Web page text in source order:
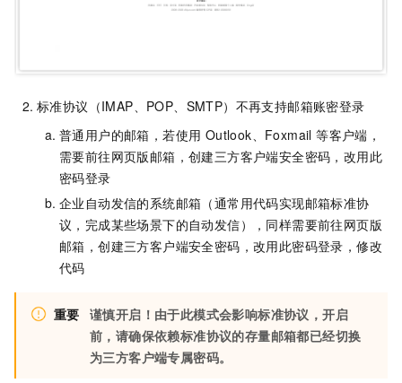
标准协议（IMAP、POP、SMTP）不再支持邮箱账密登录
普通用户的邮箱，若使用 Outlook、Foxmail 等客户端，
需要前往网页版邮箱，创建三方客户端安全密码，改用此
密码登录
企业自动发信的系统邮箱（通常用代码实现邮箱标准协
议，完成某些场景下的自动发信），同样需要前往网页版
邮箱，创建三方客户端安全密码，改用此密码登录，修改
代码
重要 谨慎开启！由于此模式会影响标准协议，开启
前，请确保依赖标准协议的存量邮箱都已经切换
为三方客户端专属密码。